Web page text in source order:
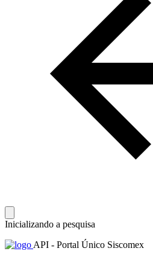
Inicializando a pesquisa
API - Portal Único Siscomex